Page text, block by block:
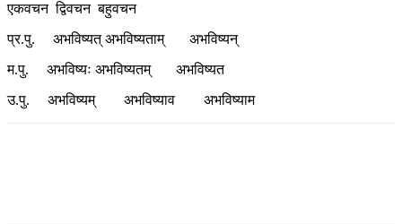
एकवचन द्विवचन बहुवचन
प्र.पु. अभविष्यत् अभविष्यताम् अभविष्यन्
म.पु. अभविष्यः अभविष्यतम् अभविष्यत
उ.पु. अभविष्यम् अभविष्याव अभविष्याम